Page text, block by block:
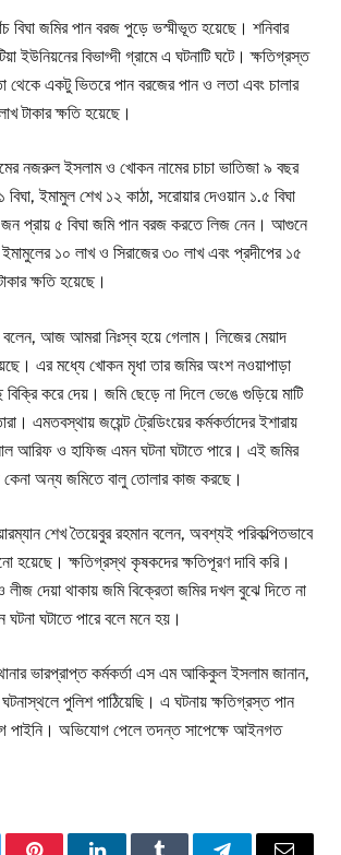
বিঘা জমির পান বরজ পুড়ে ভস্মীভূত হয়েছে। শনিবার
ইউনিয়নের বিভাগ্দী গ্রামে এ ঘটনাটি ঘটে। ক্ষতিগ্রস্ত
থেকে একটু ভিতরে পান বরজের পান ও লতা এবং চালার
টাকার ক্ষতি হয়েছে।
নজরুল ইসলাম ও খোকন নামের চাচা ভাতিজা ৯ বছর
ইমামুল শেখ ১২ কাঠা, সরোয়ার দেওয়ান ১.৫ বিঘা
জন প্রায় ৫ বিঘা জমি পান বরজ করতে লিজ নেন। আগুনে
১০ লাখ ও সিরাজের ৩০ লাখ এবং প্রদীপের ১৫
ক্ষতি হয়েছে।
বলেন, আজ আমরা নিঃস্ব হয়ে গেলাম। লিজের মেয়াদ
এর মধ্যে খোকন মৃধা তার জমির অংশ নওয়াপাড়া
বিক্রি করে দেয়। জমি ছেড়ে না দিলে ভেঙে গুড়িয়ে মাটি
এমতবস্থায় জয়েন্ট ট্রেডিংয়ের কর্মকর্তাদের ইশারায়
আরিফ ও হাফিজ এমন ঘটনা ঘটাতে পারে। এই জমির
কেনা অন্য জমিতে বালু তোলার কাজ করছে।
শেখ তৈয়েবুর রহমান বলেন, অবশ্যই পরিকল্পিতভাবে
হয়েছে। ক্ষতিগ্রস্থ কৃষকদের ক্ষতিপূরণ দাবি করি।
লীজ দেয়া থাকায় জমি বিক্রেতা জমির দখল বুঝে দিতে না
ঘটাতে পারে বলে মনে হয়।
ভারপ্রাপ্ত কর্মকর্তা এস এম আকিকুল ইসলাম জানান,
পুলিশ পাঠিয়েছি। এ ঘটনায় ক্ষতিগ্রস্ত পান
পাইনি। অভিযোগ পেলে তদন্ত সাপেক্ষে আইনগত